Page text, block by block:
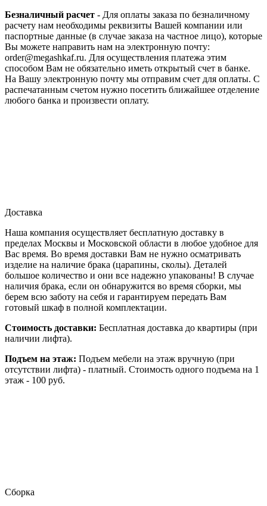
Безналичный расчет - Для оплаты заказа по безналичному
расчету нам необходимы реквизиты Вашей компании или
паспортные данные (в случае заказа на частное лицо), которые
Вы можете направить нам на электронную почту:
order@megashkaf.ru. Для осуществления платежа этим
способом Вам не обязательно иметь открытый счет в банке.
На Вашу электронную почту мы отправим счет для оплаты. С
распечатанным счетом нужно посетить ближайшее отделение
любого банка и произвести оплату.
Доставка
Наша компания осуществляет бесплатную доставку в
пределах Москвы и Московской области в любое удобное для
Вас время. Во время доставки Вам не нужно осматривать
изделие на наличие брака (царапины, сколы). Деталей
большое количество и они все надежно упакованы! В случае
наличия брака, если он обнаружится во время сборки, мы
берем всю заботу на себя и гарантируем передать Вам
готовый шкаф в полной комплектации.
Стоимость доставки: Бесплатная доставка до квартиры (при
наличии лифта).
Подъем на этаж: Подъем мебели на этаж вручную (при
отсутствии лифта) - платный. Стоимость одного подъема на 1
этаж - 100 руб.
Сборка